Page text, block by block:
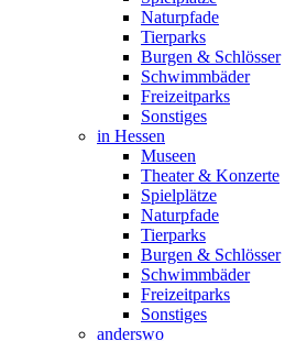
Naturpfade
Tierparks
Burgen & Schlösser
Schwimmbäder
Freizeitparks
Sonstiges
in Hessen
Museen
Theater & Konzerte
Spielplätze
Naturpfade
Tierparks
Burgen & Schlösser
Schwimmbäder
Freizeitparks
Sonstiges
anderswo